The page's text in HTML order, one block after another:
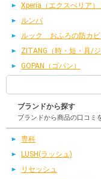
Xperia（エクスぺリア）
ルンバ
ルック おふろの防カ
ZITANG（時・短・具/ジ
GOPAN（ゴパン）
ブランドから探す
ブランドから商品の口コミ
専科
LUSH(ラッシュ)
リセッシュ